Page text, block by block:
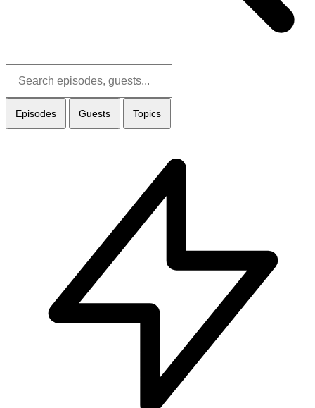
Episodes Guests Topics